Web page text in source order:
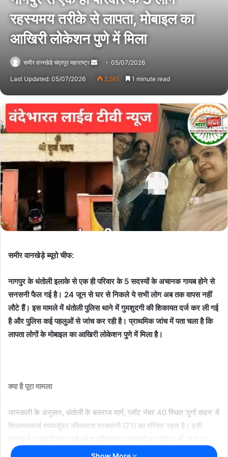
रहस्यमय तरीके से लापता, मोबाइल का
आखिरी लोकेशन पुणे में मिला
समीर वानखेडे चंद्रपूर महाराष्ट्र
Send
an
05/07/2026
Last Updated: 05/07/2026 2,561 1 minute read
समीर वानखेड़े ब्यूरो चीफ:
नागपुर के धंतोली इलाके से एक ही परिवार के 5 सदस्यों के अचानक गायब होने से
सनसनी फैल गई है। 24 जून से घर से निकले ये सभी लोग अब तक वापस नहीं
लौटे हैं। इस मामले में धंतोली पुलिस थाने में गुमशुदगी की शिकायत दर्ज कर ली गई
है और पुलिस कई पहलुओं से जांच कर रही है। प्राथमिक जांच में पता चला है कि
लापता लोगों के मोबाइल का आखिरी लोकेशन पुणे में मिला है।
क्या है पूरा मामला
जानकारी के अनुसार, धंतोली के बलराज मार्ग, प्लॉट नंबर 40 स्थित ‘दुर्गा सदन’ में
शिकायतकर्ता श्यामसुंदर कीमतराय परसवानी (71) का परिवार रहता है। इसी